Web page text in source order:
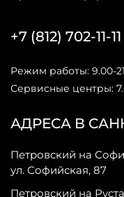
АДРЕСА В
Петровский на
ул. Софийская, 87
Петровский на
+7 (812) 702-11-11
Режим работы: 9.00-
Сервисные центры: